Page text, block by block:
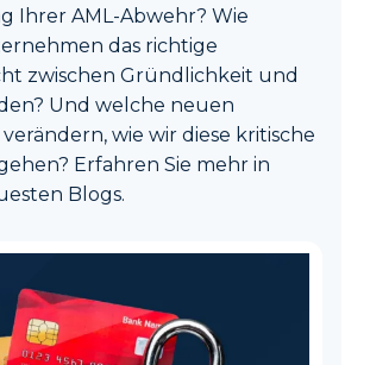
Ihrer AML-Abwehr? Wie
das richtige
zwischen Gründlichkeit und
Und welche neuen
wie wir diese kritische
Erfahren Sie mehr in
Blogs.